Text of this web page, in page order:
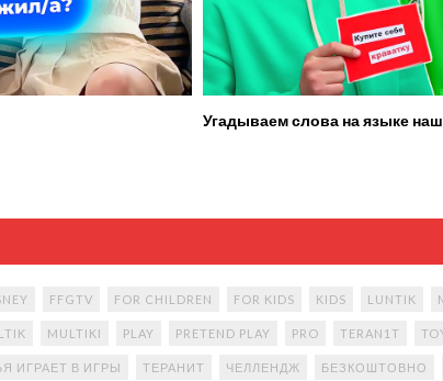
Угадываем слова на языке
FFGTV FOR CHILDREN FOR KIDS KIDS LUNTIK
MULTIKI PLAY PRETEND PLAY PRO TERAN1T
ИГРАЕТ В ИГРЫ ТЕРАНИТ ЧЕЛЛЕНДЖ БЕЗКОШТОВНО